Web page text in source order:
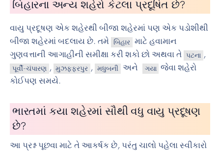
બિહારના અન્ય શહેરો કેટલા પ્રદૂષિત છે?
વાયુ પ્રદૂષણ એક શહેરથી બીજા શહેરમાં પણ એક પડોશીથી
બીજા શહેરમાં બદલાય છે. તમે
બિહાર
માટે હવામાન
ગુણવત્તાની આગાહીની સમીક્ષા કરી શકો છો અથવા તે
પટના ,
પૂર્વી-ચંપારણ , મુઝફ્ફરપુર , મધુબની અને ગયા જેવા શહેરો
કોઈપણ સમયે.
ભારતમાં કયા શહેરમાં સૌથી વધુ વાયુ પ્રદૂષણ
છે?
આ પ્રશ્ન પૂછવા માટે તે આકર્ષક છે, પરંતુ ચાલો પહેલા સ્વીકારો